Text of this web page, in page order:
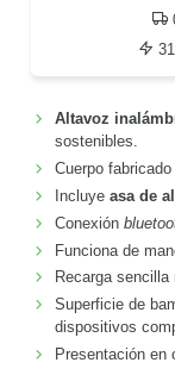
Altavoz
sostenibles.
Cuerpo fabricado
Incluye asa de
Conexión
Funciona de
Recarga sencilla
Superficie de
dispositivos
Presentación en